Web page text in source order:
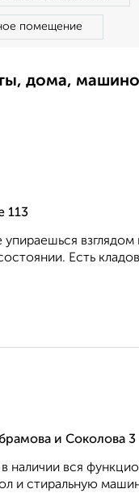
помещение
дома,
113
Есть
и Соколова 3
вся
и стиральную